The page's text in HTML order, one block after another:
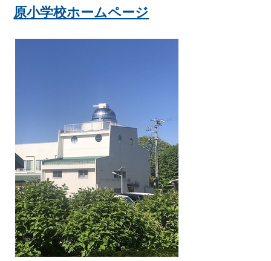
原小学校ホームページ